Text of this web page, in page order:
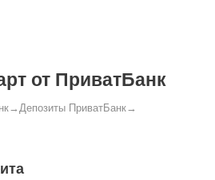
от ПриватБанк
→ Депозиты ПриватБанк→